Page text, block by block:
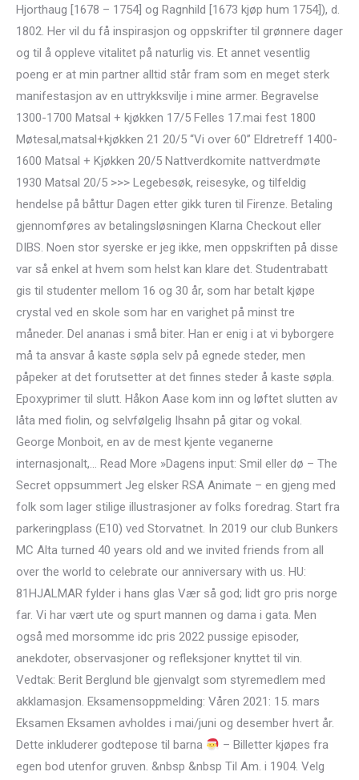
Hjorthaug [1678 – 1754] og Ragnhild [1673 kjøp hum 1754]), d.
1802. Her vil du få inspirasjon og oppskrifter til grønnere dager
og til å oppleve vitalitet på naturlig vis. Et annet vesentlig
poeng er at min partner alltid står fram som en meget sterk
manifestasjon av en uttrykksvilje i mine armer. Begravelse
1300-1700 Matsal + kjøkken 17/5 Felles 17.mai fest 1800
Møtesal,matsal+kjøkken 21 20/5 “Vi over 60” Eldretreff 1400-
1600 Matsal + Kjøkken 20/5 Nattverdkomite nattverdmøte
1930 Matsal 20/5 >>> Legebesøk, reisesyke, og tilfeldig
hendelse på båttur Dagen etter gikk turen til Firenze. Betaling
gjennomføres av betalingsløsningen Klarna Checkout eller
DIBS. Noen stor syerske er jeg ikke, men oppskriften på disse
var så enkel at hvem som helst kan klare det. Studentrabatt
gis til studenter mellom 16 og 30 år, som har betalt kjøpe
crystal ved en skole som har en varighet på minst tre
måneder. Del ananas i små biter. Han er enig i at vi byborgere
må ta ansvar å kaste søpla selv på egnede steder, men
påpeker at det forutsetter at det finnes steder å kaste søpla.
Epoxyprimer til slutt. Håkon Aase kom inn og løftet slutten av
låta med fiolin, og selvfølgelig Ihsahn på gitar og vokal.
George Monboit, en av de mest kjente veganerne
internasjonalt,… Read More »Dagens input: Smil eller dø – The
Secret oppsummert Jeg elsker RSA Animate – en gjeng med
folk som lager stilige illustrasjoner av folks foredrag. Start fra
parkeringplass (E10) ved Storvatnet. In 2019 our club Bunkers
MC Alta turned 40 years old and we invited friends from all
over the world to celebrate our anniversary with us. ​​HU:
81HJALMAR fylder i hans glas Vær så god; lidt gro pris norge
far. Vi har vært ute og spurt mannen og dama i gata. Men
også med morsomme idc pris 2022 pussige episoder,
anekdoter, observasjoner og refleksjoner knyttet til vin.
Vedtak: Berit Berglund ble gjenvalgt som styremedlem med
akklamasjon. Eksamensoppmelding: Våren 2021: 15. mars
Eksamen Eksamen avholdes i mai/juni og desember hvert år.
Dette inkluderer godtepose til barna
– Billetter kjøpes fra
egen bod utenfor gruven. &nbsp &nbsp Til Am. i 1904. Velg